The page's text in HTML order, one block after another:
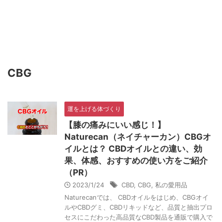
CBG
運を上げる体づくり
【膝の痛みにいい感じ！】
Naturecan（ネイチャーカン）CBGオ
イルとは？ CBDオイルとの違い、効
果、体感、おすすめの使い方をご紹介
（PR）
2023/1/24 CBD, CBG 私の愛用品
Naturecanでは、 CBDオイルをはじめ、CBGオイ
ルやCBDグミ、CBDリキッドなど、品質と抽出プロ
セスにこだわった高品質なCBD製品を通販で購入で